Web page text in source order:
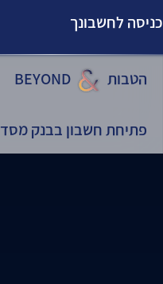
כניסה לחשבונך
הטבות &
פתיחת חשבון בבנק מסד